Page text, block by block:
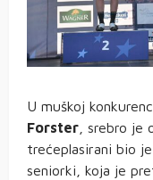
U muškoj
Forster , srebro je
trećeplasirani bio je
seniorki, koja je